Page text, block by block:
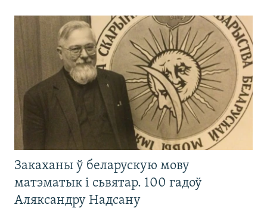
Закаханы ў беларускую мову
матэматык і сьвятар. 100 гадоў
Аляксандру Надсану